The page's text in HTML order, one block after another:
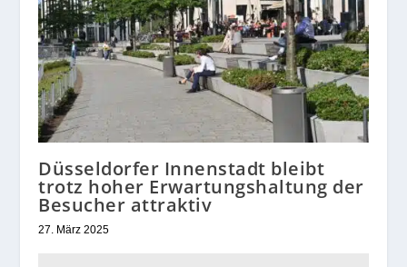
Düsseldorfer Innenstadt bleibt
trotz hoher Erwartungshaltung der
Besucher attraktiv
27. März 2025